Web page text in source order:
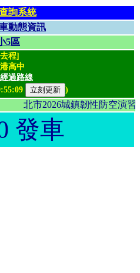
詢系統
動態資訊
5區
程]
高中
過路線
)
北市2026城鎮韌性防空
發車